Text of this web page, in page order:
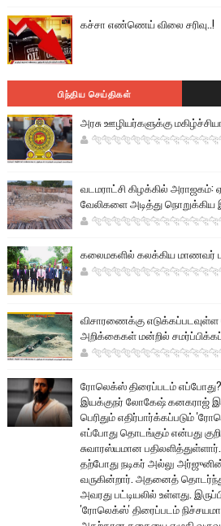
கச்சா எண்ணெய் விலை சரிவு..!
பிந்திய செய்திகள்
அரசு ஊழியர்களுக்கு
வடமராட்சி கிழக்கில்
வேலிகளை அடித்து நொறுக்கிய
கலைமகளில் கலக்கிய மாணவர்
விசாரணைக்கு
அறிக்கைகள் மன்றில்
ரோலெக்ஸ் திரைப்படம் எப்போது? -
இயக்குநர் லோகேஷ் கனகராஜ்
பெரிதும் எதிர்பார்க்கப்படும்
எப்போது தொடங்கும் என்பது
சுவாரஸ்யமான
தற்போது நடிகர் அல்லு
வருகின்றார். அதனைத்
அவரது பட்டியலில் உள்ளது.
'ரோலெக்ஸ்' திரைப்படம்